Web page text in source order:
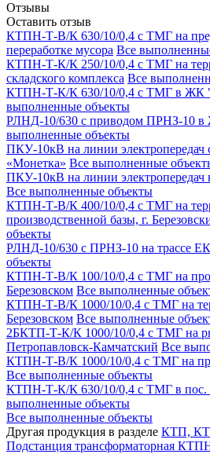
Отзывы
Оставить отзыв
КТПН-Т-В/К 630/10/0,4 с ТМГ на
переработке мусора Все
КТПН-Т-К/К 250/10/0,4 с ТМГ на
складского комплекса Все
КТПН-Т-К/К 630/10/0,4 с ТМГ в ЖК
выполненные объекты
РЛНД-10/630 с приводом ПРНЗ-10
выполненные объекты
ПКУ-10кВ на линии электропередач
«Монетка» Все выполненные
ПКУ-10кВ на линии
Все выполненные объекты
КТПН-Т-В/К 400/10/0,4 с ТМГ на
производственной базы, г.
объекты
РЛНД-10/630 с ПРНЗ-10 на трассе
объекты
КТПН-Т-В/К 100/10/0,4 с ТМГ на
Березовском Все выполненные
КТПН-Т-В/К 1000/10/0,4 с ТМГ на
Березовском Все выполненные
2БКТП-Т-К/К 1000/10/0,4 с ТМГ на
Петропавловск-Камчатский Все
КТПН-Т-В/К 1000/10/0,4 с ТМГ на
Все выполненные объекты
КТПН-Т-К/К 630/10/0,4 с ТМГ в пос.
выполненные объекты
Все выполненные объекты
Другая продукция в разделе КТП,
Подстанция трансформаторная